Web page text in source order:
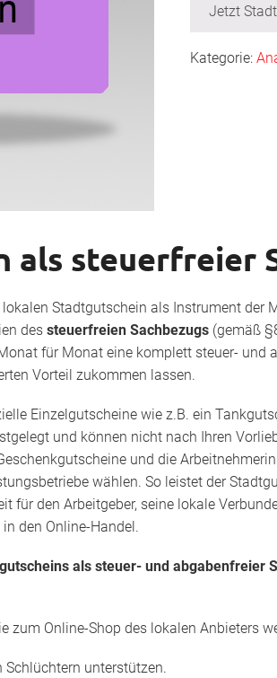
Jetzt
Kategorie:
als steuerfreier
Stadtgutschein als Instrument
des steuerfreien Sachbezugs (gemäß
für Monat eine komplett steuer- und
Vorteil zukommen lassen.
Einzelgutscheine wie z.B. ein
und können nicht nach Ihren
und die
wählen. So leistet der
für den Arbeitgeber, seine lokale
den Online-Handel.
als steuer- und abgabenfreier
zum Online-Shop des lokalen Anbieters
Schlüchtern unterstützen.